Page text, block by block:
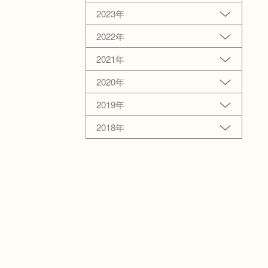
2023年
2022年
2021年
2020年
2019年
2018年